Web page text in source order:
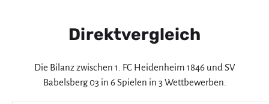
Direktvergleich
Die Bilanz zwischen 1. FC Heidenheim 1846 und SV
Babelsberg 03 in 6 Spielen in 3 Wettbewerben.